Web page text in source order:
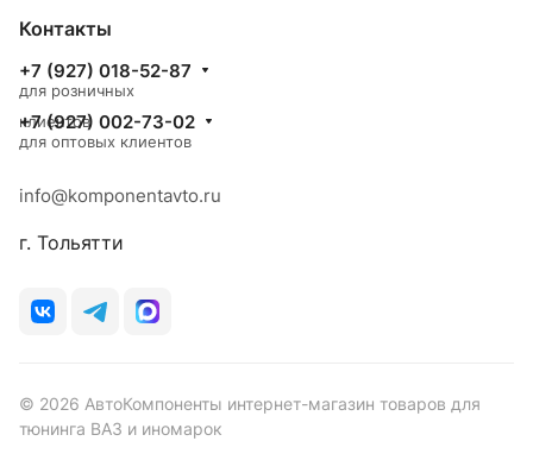
Контакты
+7 (927) 018-52-87
для розничных
клиентов
+7 (927) 002-73-02
для оптовых клиентов
info@komponentavto.ru
г. Тольятти
© 2026 АвтоКомпоненты интернет-магазин товаров для
тюнинга ВАЗ и иномарок